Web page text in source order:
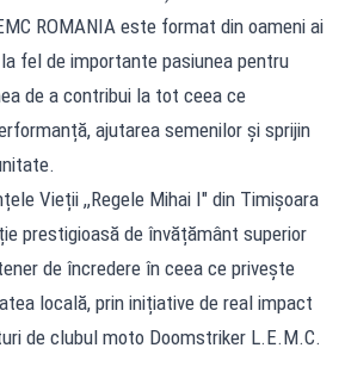
ROMANIA este format din oameni ai
fel de importante pasiunea pentru
de a contribui la tot ceea ce
ajutarea semenilor și sprijin
Vieții ,,Regele Mihai I" din Timișoara
prestigioasă de învățământ superior
de încredere în ceea ce privește
locală, prin inițiative de real impact
de clubul moto Doomstriker L.E.M.C.